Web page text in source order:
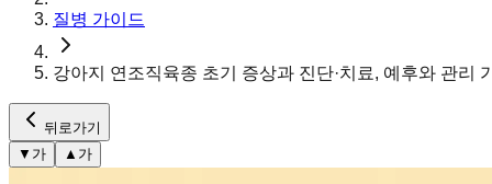
질병 가이드
강아지 연조직육종 초기 증상과 진단·치료, 예후와 관리
뒤로가기
▼ 가 ▲ 가